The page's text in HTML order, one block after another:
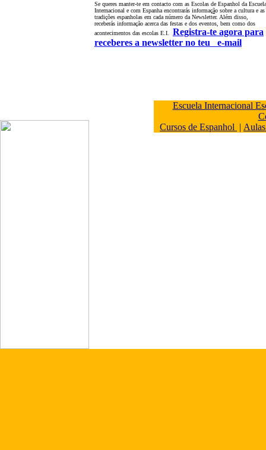
Se queres manter-te em contacto com as Escolas de Espanhol da Escuela
Internacional e com Espanha encontrarás informação sobre a cultura e as
tradições espanholas em cada número da Newsletter. Além disso,
receberás informação acerca das festas e dos eventos, bem como dos
acontecimentos das escolas E.I. Registra-te agora para
receberes a newsletter no teu e-mail
Escuela Internacional
Cursos de Espanhol |